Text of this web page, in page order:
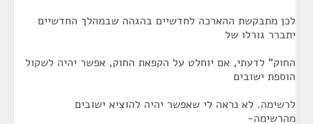
לכן מתבקשת ההארכה לחדשיים בהגהה שבמהלך החדשיים
יתברר גורלו של
החוק" לדעתי, אם יוחלט על הקפאת החוק, אפשר יהיה לשקול
הוספת ישובים
לרשימה. לא נראה לי שאפשר יהיה להוציא ישובים
מהרשימה-